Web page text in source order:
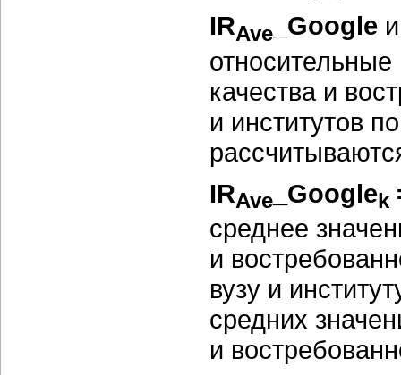
IRAve Google
качества и
и институтов
IRAve Googlek
среднее
и
вузу и
средних
и